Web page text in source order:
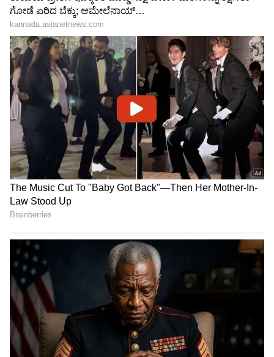
ಭೇಟಿ ಬಗ್ಗೆ ತನಿಖೆಯಾಗಲಿ: ಸಂಸದ
ನಿಶಿಕಾಂತ್ ದುಬೆ
ಮಾಡಿದ ಮಾಡಿದ ಮಾಸ್ಟರ್ ಪ್ಲಾನ್
ಏನು?
LATEST VIDEOS
"ರಾಜಕೀಯ ಬೇಡ, ಸಿನಿಮಾನೇ ಪ್ರಾಣ":
ಕನಕೋತ್ಸವದಲ್ಲಿ ರಿಷಬ್ ಶೆಟ್ಟಿ | Rishab
Shetty speech | Suvarna News
ಶೇ.50 ರಿಂದ ಶೇ.18 ಕ್ಕೆ TAX ಇಳಿಕೆ: ಮೋದಿ-
ಟ್ರಂಪ್ ಐತಿಹಾಸಿಕ ಒಪ್ಪಂದ | India US
Trade Deal | Party Rounds